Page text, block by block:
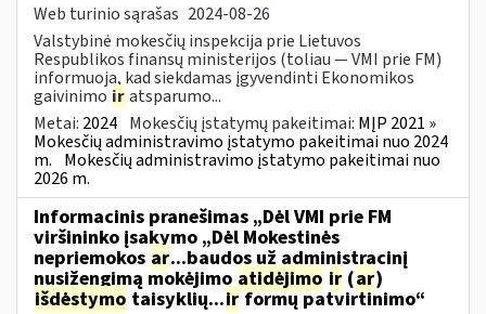
Web turinio sąrašas 2024-08-26
Valstybinė mokesčių inspekcija prie Lietuvos
Respublikos finansų ministerijos (toliau — VMI prie FM)
informuoja, kad siekdamas įgyvendinti Ekonomikos
gaivinimo iratsparumo...
Metai: 2024 Mokesčių įstatymų pakeitimai: MĮP 2021 »
Mokesčių administravimo įstatymo pakeitimai nuo 2024
m. Mokesčių administravimo įstatymo pakeitimai nuo
2026 m.
Informacinis pranešimas „Dėl VMI prie FM
viršininko įsakymo „Dėl Mokestinės
nepriemokos ar...baudos už administracinį
nusižengimą mokėjimo atidėjimo ir (ar)
išdėstymo taisyklių...irformų patvirtinimo“